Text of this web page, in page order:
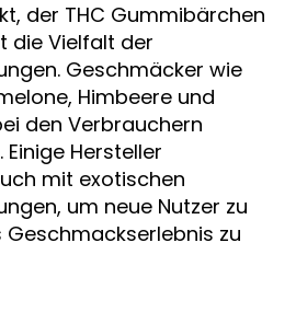
der THC Gummibärchen
die Vielfalt der
Geschmäcker wie
Himbeere und
den Verbrauchern
Hersteller
mit exotischen
um neue Nutzer zu
zu